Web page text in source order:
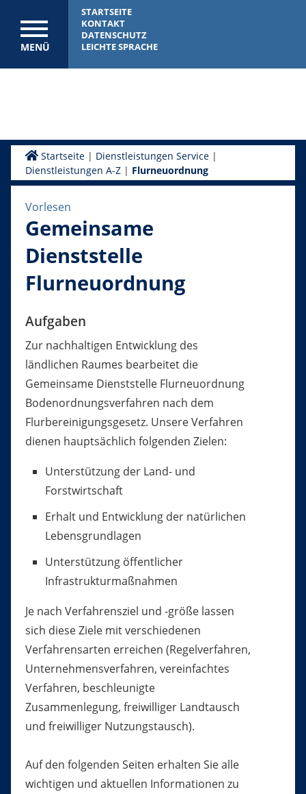
MENÜ
STARTSEITE
KONTAKT
DATENSCHUTZ
LEICHTE SPRACHE
Startseite| Dienstleistungen Service|
Dienstleistungen A-Z| Flurneuordnung
Vorlesen
Gemeinsame
Dienststelle
Flurneuordnung
Aufgaben
Zur nachhaltigen Entwicklung des
ländlichen Raumes bearbeitet die
Gemeinsame Dienststelle Flurneuordnung
Bodenordnungsverfahren nach dem
Flurbereinigungsgesetz. Unsere Verfahren
dienen hauptsächlich folgenden Zielen:
Unterstützung der Land- und
Forstwirtschaft
Erhalt und Entwicklung der natürlichen
Lebensgrundlagen
Unterstützung öffentlicher
Infrastrukturmaßnahmen
Je nach Verfahrensziel und -größe lassen
sich diese Ziele mit verschiedenen
Verfahrensarten erreichen (Regelverfahren,
Unternehmensverfahren, vereinfachtes
Verfahren, beschleunigte
Zusammenlegung, freiwilliger Landtausch
und freiwilliger Nutzungstausch).
Auf den folgenden Seiten erhalten Sie alle
wichtigen und aktuellen Informationen zu